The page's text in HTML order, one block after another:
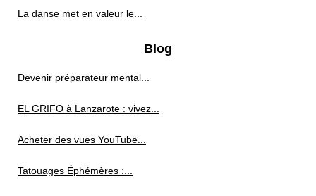
La danse met en valeur le...
Blog
Devenir préparateur mental...
EL GRIFO à Lanzarote : vivez...
Acheter des vues YouTube...
Tatouages Éphémères :...